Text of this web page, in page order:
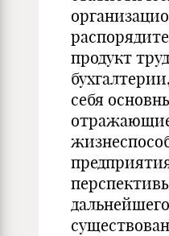
продукт
себя
дальнейшего